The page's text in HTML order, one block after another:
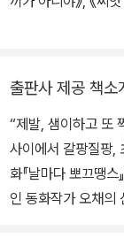
출판사 제공 책소
“제발, 샘이하고 또 짝이
사이에서 갈팡질팡, 초
화『날마다 뽀끄땡
인 동화작가 오채의